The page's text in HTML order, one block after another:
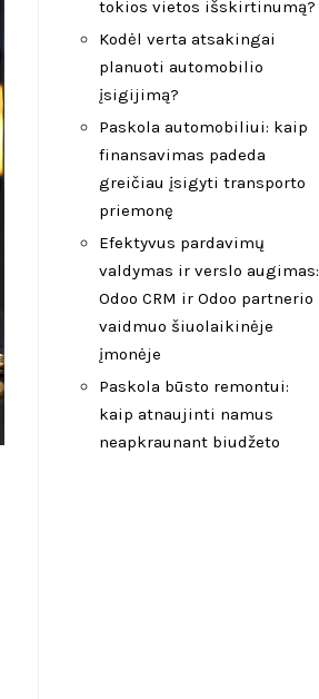
tokios vietos išskirtinumą?
Kodėl verta atsakingai
planuoti automobilio
įsigijimą?
Paskola automobiliui: kaip
finansavimas padeda
greičiau įsigyti transporto
priemonę
Efektyvus pardavimų
valdymas ir verslo augimas:
Odoo CRM ir Odoo partnerio
vaidmuo šiuolaikinėje
įmonėje
Paskola būsto remontui:
kaip atnaujinti namus
neapkraunant biudžeto